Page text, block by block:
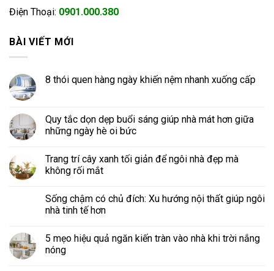
Điện Thoại: 0901.000.380
BÀI VIẾT MỚI
8 thói quen hàng ngày khiến nệm nhanh xuống cấp
Quy tắc dọn dẹp buổi sáng giúp nhà mát hơn giữa
những ngày hè oi bức
Trang trí cây xanh tối giản để ngôi nhà đẹp mà
không rối mắt
Sống chậm có chủ đích: Xu hướng nội thất giúp ngôi
nhà tinh tế hơn
5 mẹo hiệu quả ngăn kiến tràn vào nhà khi trời nắng
nóng